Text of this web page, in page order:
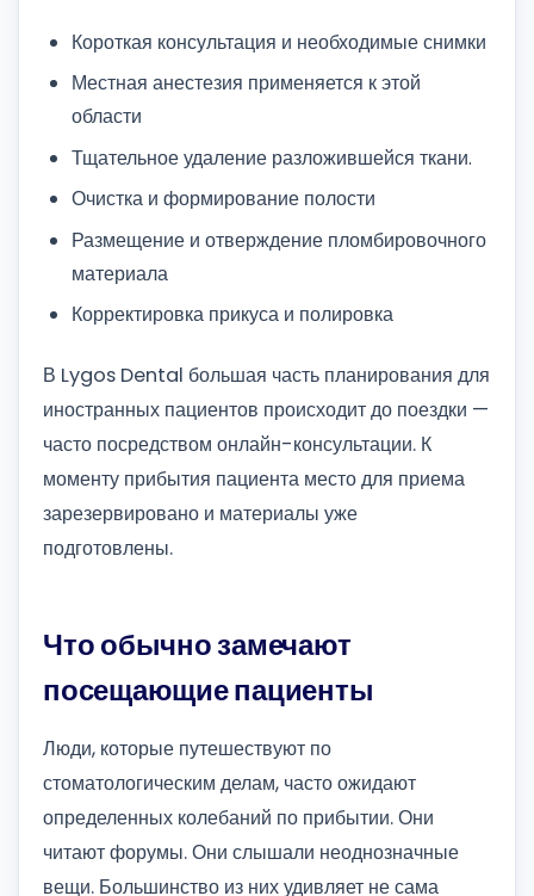
Короткая консультация и необходимые снимки
Местная анестезия применяется к этой
области
Тщательное удаление разложившейся ткани.
Очистка и формирование полости
Размещение и отверждение пломбировочного
материала
Корректировка прикуса и полировка
В Lygos Dental большая часть планирования для
иностранных пациентов происходит до поездки —
часто посредством онлайн-консультации. К
моменту прибытия пациента место для приема
зарезервировано и материалы уже
подготовлены.
Что обычно замечают
посещающие пациенты
Люди, которые путешествуют по
стоматологическим делам, часто ожидают
определенных колебаний по прибытии. Они
читают форумы. Они слышали неоднозначные
вещи. Большинство из них удивляет не сама